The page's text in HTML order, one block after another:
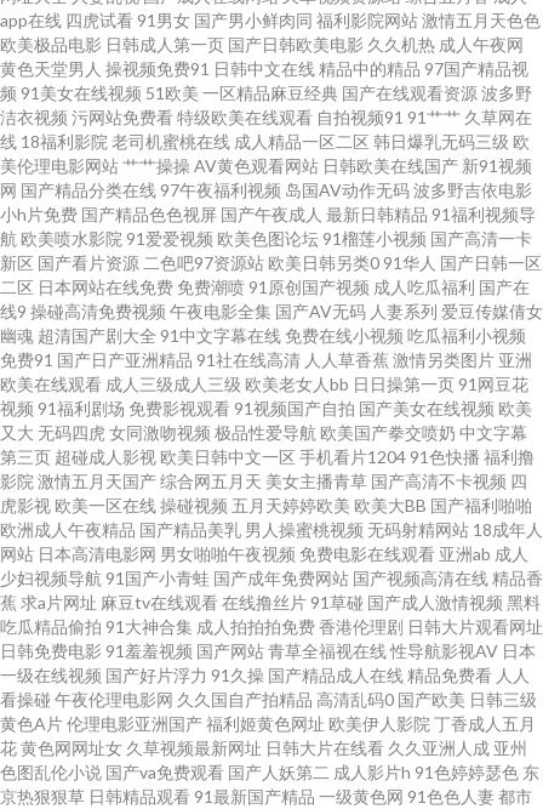
类在线观看 超碰免费在线 超碰日人妻 av性爱片 97伦色 91导航视频 性爱三级
视频 在线观看国产91 午夜成人AV导航 日韩a级在线观看 欧美人妻BBw 日本
αv网站 蜜桃成人AV 国产美女自拍视频 超碰人人摸人人操 91啦中文 91秀秀
在线观看91网站 91传媒入口 亚洲成人色色 日本黄网在线 人妖A片 欧美成人
TV一区 蜜臀日日 美国性爱XXXX 国产看mv人人 韩日一区二区三区 福利姬AV
网站 草莓视频在线播放 97资源视频总站 变态伪娘自慰 97超碰免费公开 91成
人软件 亚洲色淫网 日韩欧美中文 视频污下载 人妖自慰网站 欧美色色欧美 男
人资源网 欧美岛国123 久久精品传媒视频 精品福利导航 韩日欧美三区 超碰色
色 第一福利精品导航 不卡三级片 91大神琪琪 婷婷伊人影院 欧美天堂乱码 91
视频观看 91性吧 91次元黄色观看 亚洲日韩资源 天天干天操 亚洲a级 午夜网
址AV 日本3级片网站 久草大香 豆花午夜 国产精品夜夜 国产AV五码韩 国内自
拍97超碰 国产美女艹B 草逼福利视频导航 精品成人亚洲 精品一二三专区 大
香蕉资源共享 97福利姬 超碰人人操91 超碰超超超在线 91视频 91青娱乐首页
app在线 四虎试看 91男女 国产男小鲜肉同 福利影院网站激情五月天色色
欧美极品电影 日韩成人第一页 国产日韩欧美电影 久久机热 成人午夜网
黄色天堂男人 操视频免费91 日韩中文在线 精品中的精品 97国产精品视
频 91美女在线视频 51欧美 一区精品麻豆经典 国产在线观看资源波多野
洁衣视频 污网站免费看特级欧美在线观看 自拍视频91 91艹艹 久草网在
线 18福利影院 老司机蜜桃在线 成人精品一区二区 韩日爆乳无码三级 欧
美伦理电影网站艹艹操操AV黄色观看网站 日韩欧美在线国产 新91视频
网 国产精品分类在线 97午夜福利视频 岛国AV动作无码波多野吉依电影
小h片免费 国产精品色色视屏 国产午夜成人 最新日韩精品 91福利视频导
航 欧美喷水影院 91爱爱视频 欧美色图论坛 91榴莲小视频 国产高清一卡
新区 国产看片资源 二色吧97资源站 欧美日韩另类0 91华人 国产日韩一区
二区 日本网站在线免费 免费潮喷 91原创国产视频 成人吃瓜福利 国产在
线9 操碰高清免费视频 午夜电影全集 国产AV无码 人妻系列 爱豆传媒倩女
幽魂 超清国产剧大全 91中文字幕在线 免费在线小视频 吃瓜福利小视频
免费91 国产日产亚洲精品 91社在线高清 人人草香蕉 激情另类图片 亚洲
欧美在线观看 成人三级成人三级 欧美老女人bb 日日操第一页 91网豆花
视频 91福利剧场 免费影视观看 91视频国产自拍 国产美女在线视频 欧美
又大 无码四虎 女同激吻视频 极品性爱导航 欧美国产拳交喷奶 中文字幕
第三页 超碰成人影视 欧美日韩中文一区 手机看片1204 91色快播 福利撸
影院 激情五月天国产综合网五月天 美女主播青草 国产高清不卡视频 四
虎影视 欧美一区在线操碰视频 五月天婷婷欧美 欧美大BB 国产福利啪啪
欧洲成人午夜精品 国产精品美乳 男人操蜜桃视频 无码射精网站 18成年人
网站 日本高清电影网 男女啪啪午夜视频 免费电影在线观看 亚洲ab 成人
少妇视频导航 91国产小青蛙 国产成年免费网站 国产视频高清在线 精品香
蕉 求a片网址 麻豆tv在线观看在线撸丝片 91草碰 国产成人激情视频 黑料
吃瓜精品偷拍 91大神合集 成人拍拍拍免费香港伦理剧 日韩大片观看网址
日韩免费电影 91羞羞视频 国产网站青草全福视在线性导航影视AV 日本
一级在线视频 国产好片浮力 91久操 国产精品成人在线 精品免费看 人人
看操碰 午夜伦理电影网 久久国自产拍精品 高清乱码0 国产欧美 日韩三级
黄色A片伦理电影亚洲国产福利姬黄色网址 欧美伊人影院 丁香成人五月
花黄色网网址女 久草视频最新网址 日韩大片在线看 久久亚洲人成 亚州
色图乱伦小说 国产va免费观看 国产人妖第二 成人影片h 91色婷婷瑟色 东
京热狠狠草 日韩精品观看 91最新国产精品 一级黄色网 91色色人妻都市